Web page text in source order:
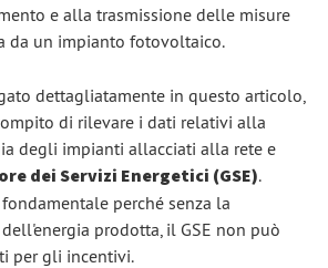
e alla trasmissione delle misure
da un impianto fotovoltaico.
dettagliatamente in questo articolo,
di rilevare i dati relativi alla
degli impianti allacciati alla rete e
dei Servizi Energetici (GSE).
perché senza la
prodotta, il GSE non può
per gli incentivi.